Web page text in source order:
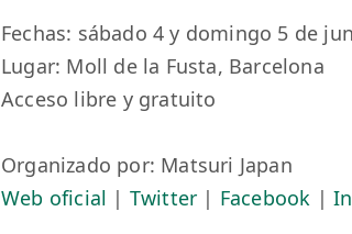
Fechas: sábado 4 y domingo 5 de
Lugar: Moll de la Fusta, Barcelona
Acceso libre y gratuito
Organizado por: Matsuri Japan
Web oficial | Twitter | Facebook |